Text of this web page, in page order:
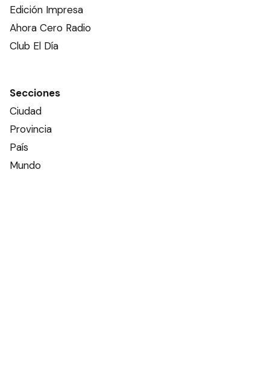
Edición Impresa
Ahora Cero Radio
Club El Día
Secciones
Ciudad
Provincia
País
Mundo